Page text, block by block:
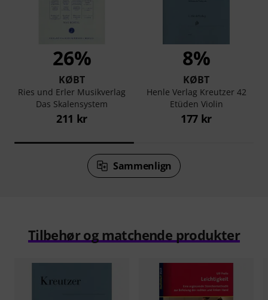
26%
KØBT
Ries und Erler Musikverlag
Das Skalensystem
211 kr
8%
KØBT
Henle Verlag Kreutzer 42
Etüden Violin
177 kr
Sammenlign
Tilbehør og matchende produkter